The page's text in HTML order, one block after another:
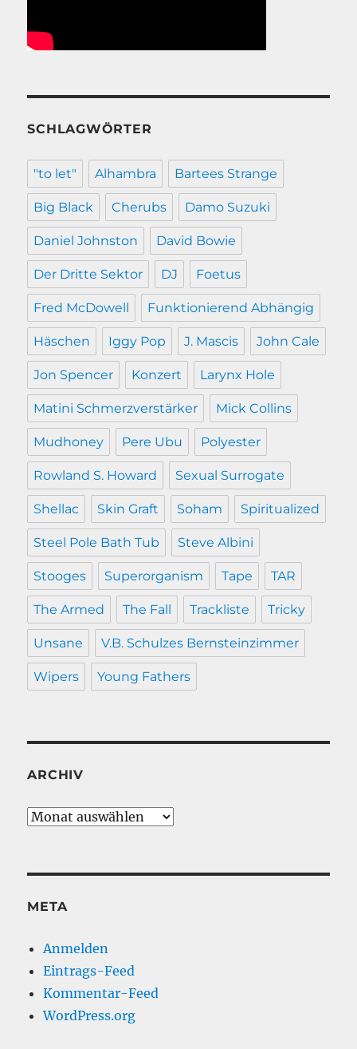
SCHLAGWÖRTER
"to let" Alhambra Bartees Strange
Big Black Cherubs Damo Suzuki
Daniel Johnston David Bowie
Der Dritte Sektor DJ Foetus
Fred McDowell Funktionierend Abhängig
Häschen Iggy Pop J. Mascis John Cale
Jon Spencer Konzert Larynx Hole
Matini Schmerzverstärker Mick Collins
Mudhoney Pere Ubu Polyester
Rowland S. Howard Sexual Surrogate
Shellac Skin Graft Soham Spiritualized
Steel Pole Bath Tub Steve Albini
Stooges Superorganism Tape TAR
The Armed The Fall Trackliste Tricky
Unsane V.B. Schulzes Bernsteinzimmer
Wipers Young Fathers
ARCHIV
Archiv
META
Anmelden
Eintrags-Feed
Kommentar-Feed
WordPress.org